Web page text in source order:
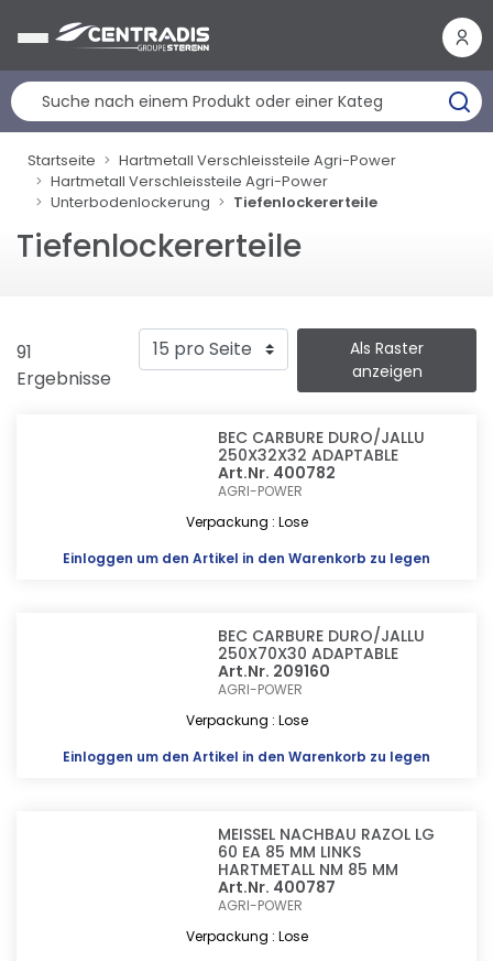
Startseite
Hartmetall Verschleissteile Agri-Power
Hartmetall Verschleissteile Agri-Power
Unterbodenlockerung
Tiefenlockererteile
Tiefenlockererteile
91
Ergebnisse
Als Raster
anzeigen
BEC CARBURE DURO/JALLU
250X32X32 ADAPTABLE
Art.Nr. 400782
AGRI-POWER
Verpackung : Lose
Einloggen um den Artikel in den Warenkorb zu legen
BEC CARBURE DURO/JALLU
250X70X30 ADAPTABLE
Art.Nr. 209160
AGRI-POWER
Verpackung : Lose
Einloggen um den Artikel in den Warenkorb zu legen
MEISSEL NACHBAU RAZOL LG
60 EA 85 MM LINKS
HARTMETALL NM 85 MM
Art.Nr. 400787
AGRI-POWER
Verpackung : Lose